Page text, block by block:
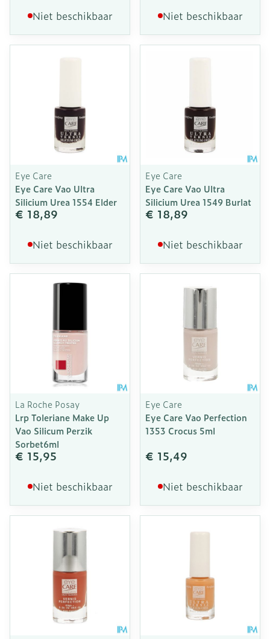
Niet beschikbaar Niet beschikbaar
Eye Care
Eye Care Vao Ultra
Silicium Urea 1554 Elder
€ 18,89
Niet beschikbaar
Eye Care
Eye Care Vao Ultra
Silicium Urea 1549 Burlat
€ 18,89
Niet beschikbaar
La Roche Posay
Lrp Toleriane Make Up
Vao Silicum Perzik
Sorbet6ml
€ 15,95
Niet beschikbaar
Eye Care
Eye Care Vao Perfection
1353 Crocus 5ml
€ 15,49
Niet beschikbaar